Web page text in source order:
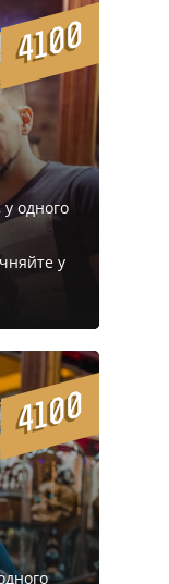
одного
у
4100
4100